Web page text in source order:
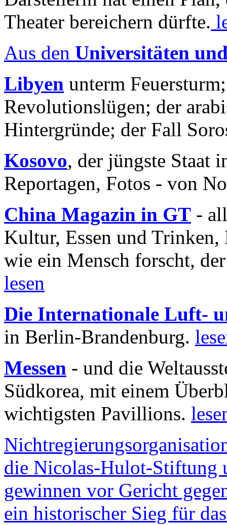
Theater bereichern dürfte.
Aus den Universitäten
Libyen unterm
Revolutionslügen; der
Hintergründe; der Fall
Kosovo, der jüngste Staat
Reportagen, Fotos - von
China Magazin in GT -
Kultur, Essen und
wie ein Mensch forscht,
lesen
Die Internationale Luft-
in Berlin-Brandenburg.
Messen - und die
Südkorea, mit einem
wichtigsten Pavillions.
die Nicolas-Hulot-Stiftung
gewinnen vor Gericht
ein historischer Sieg für